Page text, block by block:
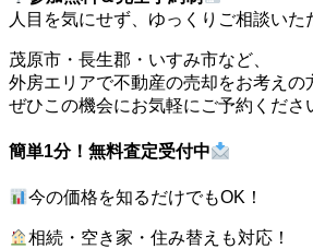
人目を気にせず、ゆっくりご相談いた
茂原市・長生郡・いすみ市など、
外房エリアで不動産の売却をお考えの
ぜひこの機会にお気軽にご予約くださ
簡単1分！無料査定受付中
今の価格を知るだけでもOK！
相続・空き家・住み替えも対応！